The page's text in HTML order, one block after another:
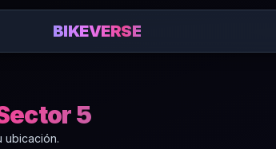
BIKEVERSE
5
ubicación.